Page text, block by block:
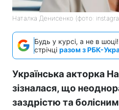
Наталка Денисенко (фото:
Будь у курсі, а не в
стрічці разом з РБК-
Українська акторка
зізналася, що
заздрістю та